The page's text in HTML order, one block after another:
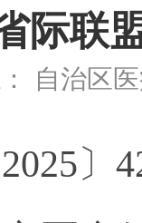
际联
自治区
2025〕